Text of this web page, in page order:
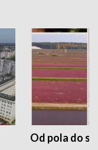
Od pola do